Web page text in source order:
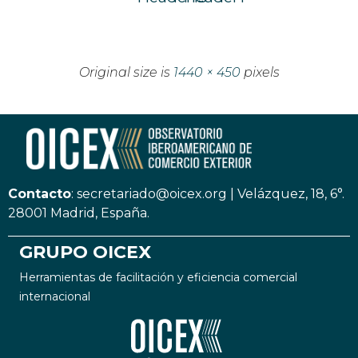
Original size is 1440 × 450 pixels
Contacto: secretariado@oicex.org
Velázquez, 18, 6°.
28001 Madrid, España.
GRUPO OICEX
Herramientas de facilitación y eficiencia comercial
internacional